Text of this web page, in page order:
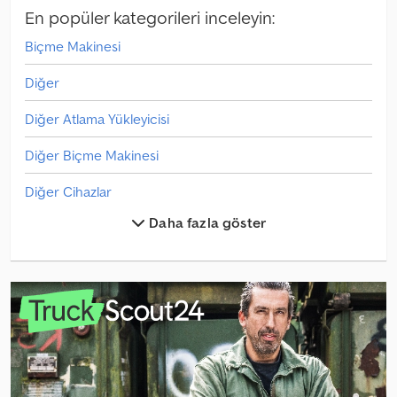
and operators – easily accessible on our platform.
En popüler kategorileri inceleyin:
Biçme Makinesi
Diğer
Diğer Atlama Yükleyicisi
Diğer Biçme Makinesi
Diğer Cihazlar
Diğer Eleme Tesisi
Diğer Jantlar/Tekerlekler/Tekerlekler
Diğer Parçalar Ve Aksesuarlar
Diğer Presse
Daha fazla göster